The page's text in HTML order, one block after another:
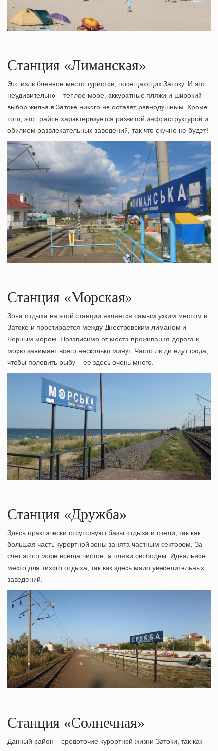
Станция «Лиманская»
Это излюбленное место туристов, посещающих Затоку. И это
неудивительно – теплое море, аккуратные пляжи и широкий
выбор жилья в Затоке никого не оставят равнодушным. Кроме
того, этот район характеризуется развитой инфраструктурой и
обилием развлекательных заведений, так что скучно не будет!
Станция «Морская»
Зона отдыха на этой станции является самым узким местом в
Затоке и простирается между Днестровским лиманом и
Черным морем. Независимо от места проживания дорога к
морю занимает всего несколько минут. Часто люди едут сюда,
чтобы половить рыбу – ее здесь очень много.
Станция «Дружба»
Здесь практически отсутствуют базы отдыха и отели, так как
большая часть курортной зоны занята частным сектором. За
счет этого море всегда чистое, а пляжи свободны. Идеальное
место для тихого отдыха, так как здесь мало увеселительных
заведений.
Станция «Солнечная»
Данный район – средоточие курортной жизни Затоки, так как